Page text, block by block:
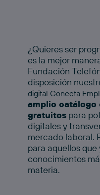
¿Quieres ser
es la mejor
Fundación
disposición
digital Conecta
amplio catálogo
gratuitos para
digitales y
mercado laboral.
para aquellos que
conocimientos
materia.